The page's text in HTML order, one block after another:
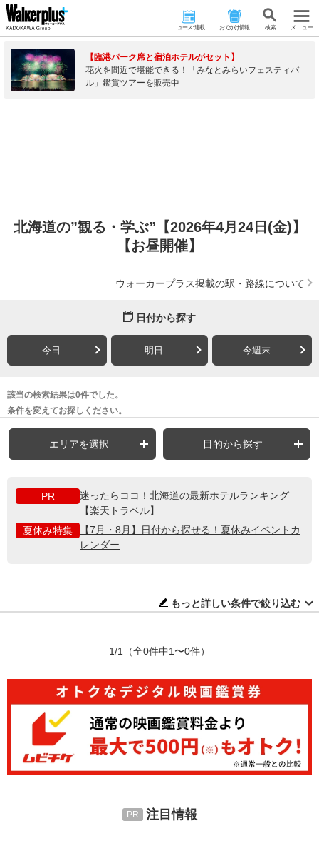
ニュース･連載 おでかけ情報 検 索 メニュー
【臨港パーク席と宿泊ホテルがセット】
花火を間近で堪能できる！「みなとみらいフェスティバ
ル」鑑賞ツアーを販売中
北海道の”観る・学ぶ”【2026年4月24日(金)】
【お昼開催】
ウォーカープラス掲載の駅・路線について
日付から探す
今日 明日 今週末
該当の検索結果は0件でした。
条件を変えてお探しください。
エリアを選択 目的から探す
PR
迷ったらココ！北海道の最新ホテルランキング
【楽天トラベル】
夏休み特集
【7月・8月】日付から探せる！夏休みイベントカ
レンダー
もっと詳しい条件で絞り込む
1/1 （全0件中1〜0件）
注目情報